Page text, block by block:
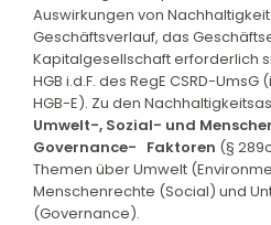
Auswirkungen von
Geschäftsverlauf, das
Kapitalgesellschaft erforderlich
HGB i.d.F. des RegE CSRD-
HGB-E). Zu den
Umwelt-, Sozial- und
Governance- Faktoren (§
Themen über Umwelt
Menschenrechte (Social) und
(Governance).